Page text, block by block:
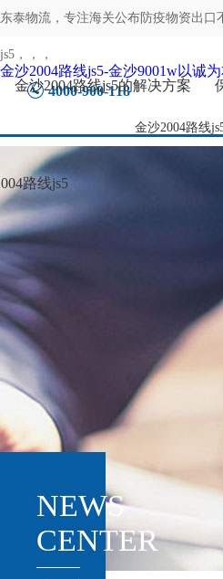
东泰物流，专注海关公布防疫物资出口
js5 ，，，
4000-900-118
金沙2004路线
金沙2004路线js5-金沙9001w以诚
金沙2004路线js5的解决方案
路线js5
NEWS
CENTER